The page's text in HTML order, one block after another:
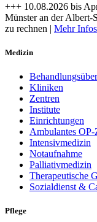
+++ 10.08.2026 bis
Münster an der Albert-
zu rechnen | Mehr Infos
Medizin
Kliniken
Zentren
Institute
Einrichtungen
Ambulantes
Intensivmedizin
Notaufnahme
Palliativmedizin
Therapeutische
Sozialdienst &
Pflege